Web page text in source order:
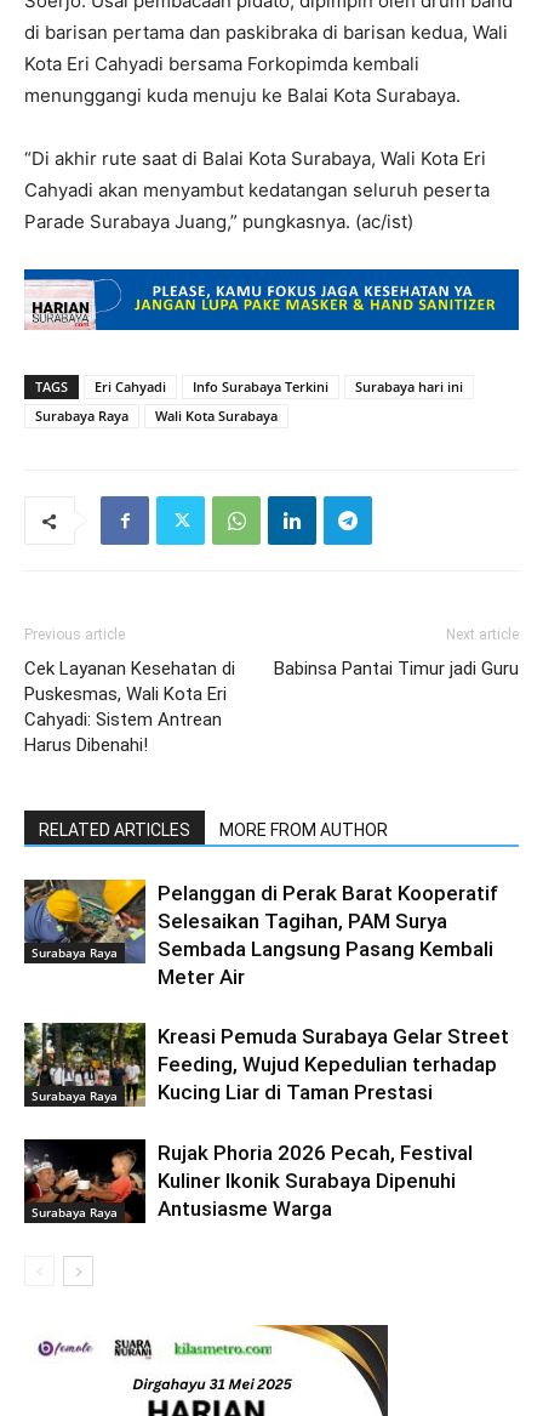
di barisan pertama dan paskibraka di barisan kedua, Wali
Kota Eri Cahyadi bersama Forkopimda kembali
menunggangi kuda menuju ke Balai Kota Surabaya.
“Di akhir rute saat di Balai Kota Surabaya, Wali Kota Eri
Cahyadi akan menyambut kedatangan seluruh peserta
Parade Surabaya Juang,” pungkasnya. (ac/ist)
TAGS Eri Cahyadi Info Surabaya Terkini
Surabaya hari ini
Surabaya Raya
Wali Kota Surabaya
Previous article
Cek Layanan Kesehatan di
Puskesmas, Wali Kota Eri
Cahyadi: Sistem Antrean
Harus Dibenahi!
Next article
Babinsa Pantai Timur jadi Guru
RELATED ARTICLES MORE FROM AUTHOR
Surabaya Raya
Pelanggan di Perak Barat Kooperatif
Selesaikan Tagihan, PAM Surya
Sembada Langsung Pasang Kembali
Meter Air
Surabaya Raya
Kreasi Pemuda Surabaya Gelar Street
Feeding, Wujud Kepedulian terhadap
Kucing Liar di Taman Prestasi
Surabaya Raya
Rujak Phoria 2026 Pecah, Festival
Kuliner Ikonik Surabaya Dipenuhi
Antusiasme Warga